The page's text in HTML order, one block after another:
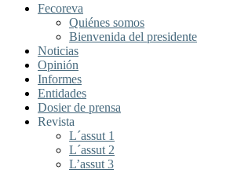
Fecoreva
Quiénes somos
Bienvenida del presidente
Noticias
Opinión
Informes
Entidades
Dosier de prensa
Revista
L´assut 1
L´assut 2
L’assut 3